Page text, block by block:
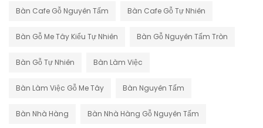
Bàn Cafe Gỗ Nguyên Tấm Bàn Cafe Gỗ Tự Nhiên
Bàn Gỗ Me Tây Kiểu Tự Nhiên Bàn Gỗ Nguyên Tấm Tròn
Bàn Gỗ Tự Nhiên Bàn Làm Việc
Bàn Làm Việc Gỗ Me Tây Bàn Nguyên Tấm
Bàn Nhà Hàng Bàn Nhà Hàng Gỗ Nguyên Tấm